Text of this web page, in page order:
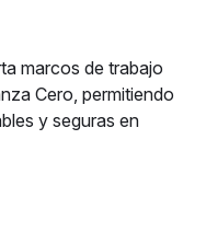
marcos de trabajo
Cero, permitiendo
y seguras en